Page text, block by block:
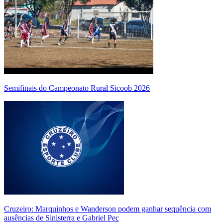
Semifinais do Campeonato Rural Sicoob 2026
Cruzeiro: Marquinhos e Wanderson podem ganhar sequência com
ausências de Sinisterra e Gabriel Pec